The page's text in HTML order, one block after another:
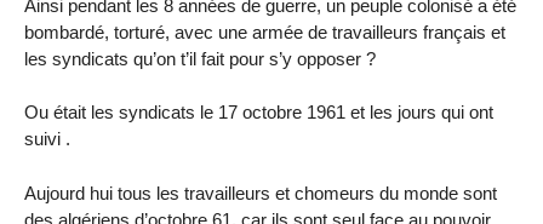
Ainsi pendant les 8 années de guerre, un peuple colonisé a été
bombardé, torturé, avec une armée de travailleurs français et
les syndicats qu’on t’il fait pour s’y opposer ?
Ou était les syndicats le 17 octobre 1961 et les jours qui ont
suivi .
Aujourd hui tous les travailleurs et chomeurs du monde sont